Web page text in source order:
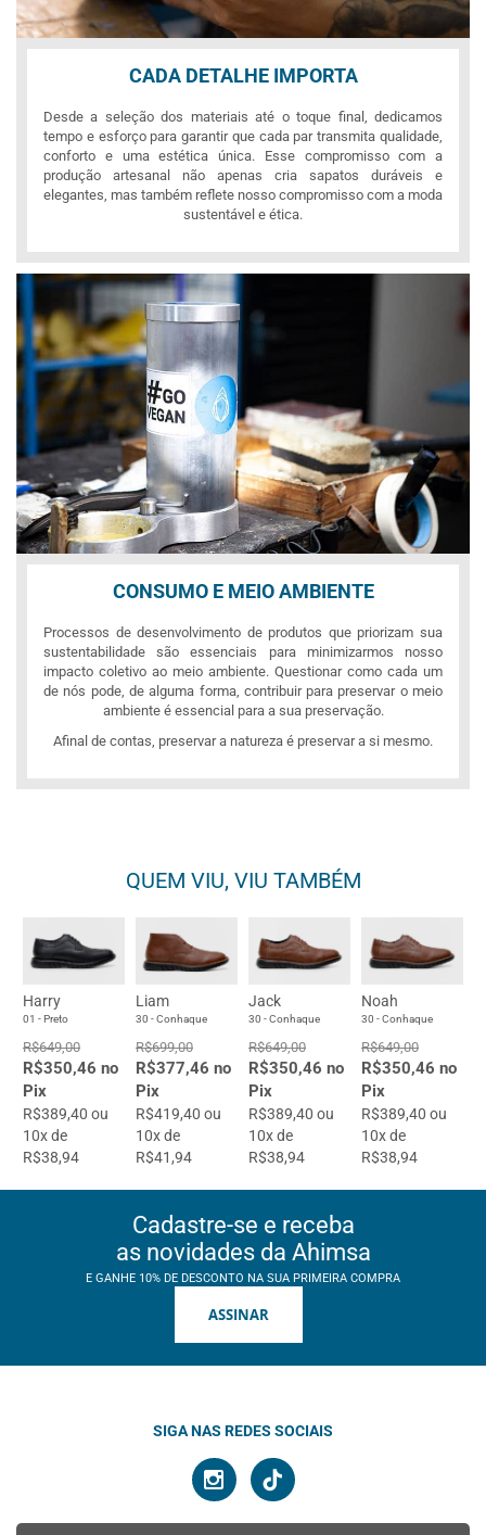
CADA DETALHE IMPORTA
Desde a seleção dos materiais até o toque final, dedicamos
tempo e esforço para garantir que cada par transmita qualidade,
conforto e uma estética única. Esse compromisso com a
produção artesanal não apenas cria sapatos duráveis e
elegantes, mas também reflete nosso compromisso com a moda
sustentável e ética.
CONSUMO E MEIO AMBIENTE
Processos de desenvolvimento de produtos que priorizam sua
sustentabilidade são essenciais para minimizarmos nosso
impacto coletivo ao meio ambiente. Questionar como cada um
de nós pode, de alguma forma, contribuir para preservar o meio
ambiente é essencial para a sua preservação.
Afinal de contas, preservar a natureza é preservar a si mesmo.
QUEM VIU, VIU TAMBÉM
Harry
01 - Preto
R$649,00
R$350,46 no
Pix
R$389,40 ou
10x de
R$38,94
Liam
30 - Conhaque
R$699,00
R$377,46 no
Pix
R$419,40 ou
10x de
R$41,94
Jack
30 - Conhaque
R$649,00
R$350,46 no
Pix
R$389,40 ou
10x de
R$38,94
Noah
30 - Conhaque
R$649,00
R$350,46 no
Pix
R$389,40 ou
10x de
R$38,94
Cadastre-se e receba
as novidades da Ahimsa
E GANHE 10% DE DESCONTO NA SUA PRIMEIRA COMPRA
ASSINAR
SIGA NAS REDES SOCIAIS